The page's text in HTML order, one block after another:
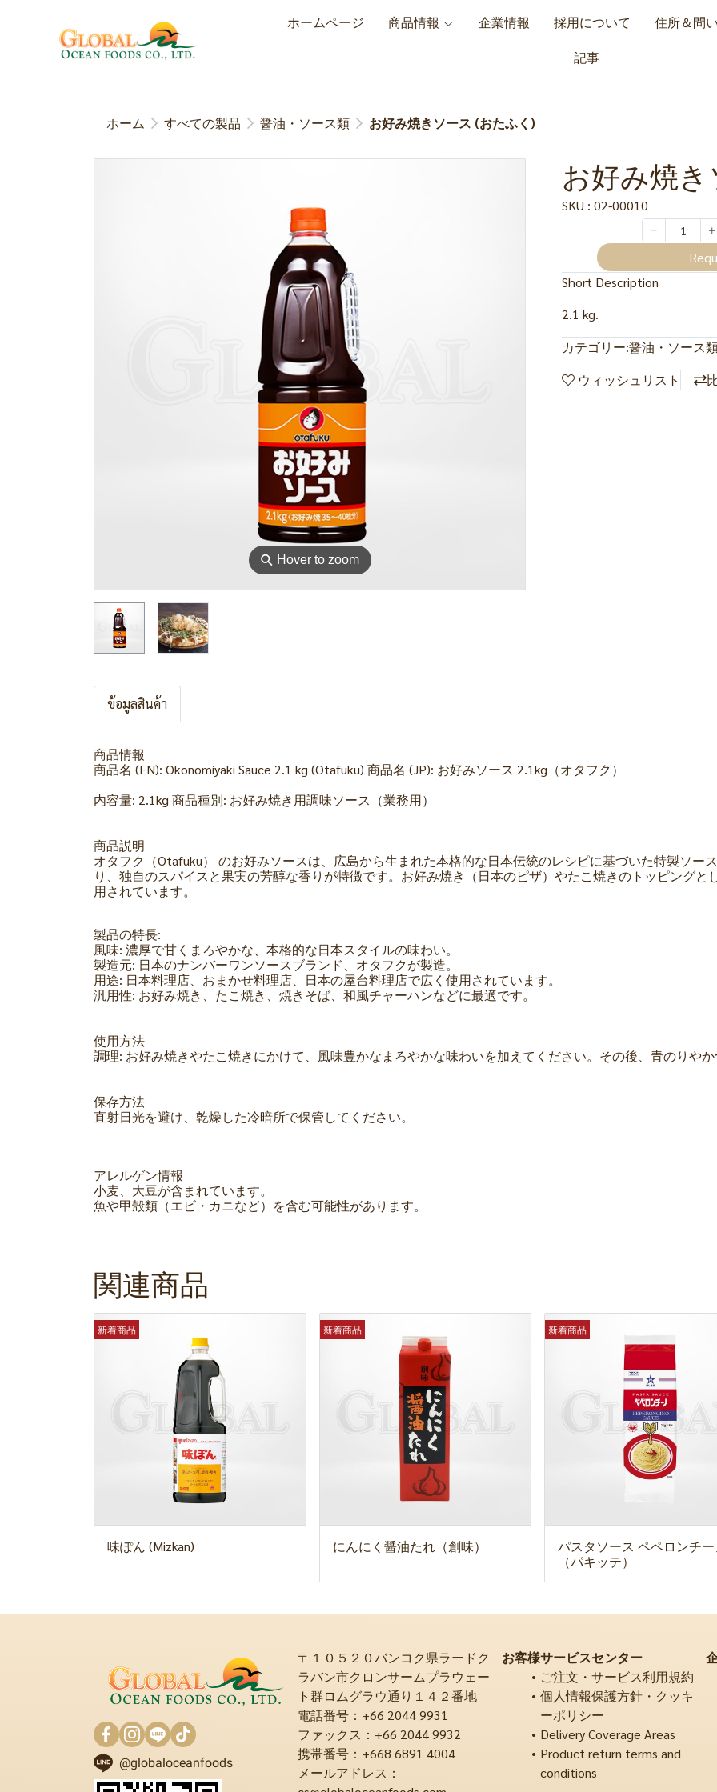
ホームページ 商品情報 企業情報 採用について 住所＆問
記事
ホーム すべての製品 醤油・ソース類 お好み焼きソース (おたふく)
⚲ Hover to zoom
お好み焼
SKU : 02-00010
Short Description
2.1 kg.
カテゴリー:醤油・ソース
ウィッシュリスト
ข้อมูลสินค้า
商品情報
商品名 (EN): Okonomiyaki Sauce 2.1 kg (Otafuku) 商品名 (JP): お好みソース 2.1kg（オタフク）
内容量: 2.1kg 商品種別: お好み焼き用調味ソース（業務用）
商品説明
オタフク（Otafuku） のお好みソースは、広島から生まれた本格的な日本伝統のレシピに基づいた特製ソー
り、独自のスパイスと果実の芳醇な香りが特徴です。お好み焼き（日本のピザ）やたこ焼きのトッピング
用されています。
製品の特長:
風味: 濃厚で甘くまろやかな、本格的な日本スタイルの味わい。
製造元: 日本のナンバーワンソースブランド、オタフクが製造。
用途: 日本料理店、おまかせ料理店、日本の屋台料理店で広く使用されています。
汎用性: お好み焼き、たこ焼き、焼きそば、和風チャーハンなどに最適です。
使用方法
調理: お好み焼きやたこ焼きにかけて、風味豊かなまろやかな味わいを加えてください。その後、青のりや
保存方法
直射日光を避け、乾燥した冷暗所で保管してください。
アレルゲン情報
小麦、大豆が含まれています。
魚や甲殻類（エビ・カニなど）を含む可能性があります。
関連商品
新着商品
味ぽん (Mizkan)
新着商品
にんにく醤油たれ（創味）
新着商品
パスタソース ペペロンチ
（パキッテ）
@globaloceanfoods
〒１０５２０バンコク県ラードク
ラバン市クロンサームプラウェー
ト群ロムグラウ通り１４２番地
電話番号：+66 2044 9931
ファックス：+66 2044 9932
携帯番号：+668 6891 4004
メールアドレス：
お客様サービスセンター
ご注文・サービス利用規約
個人情報保護方針・クッキ
ーポリシー
Delivery Coverage Areas
Product return terms and
conditions